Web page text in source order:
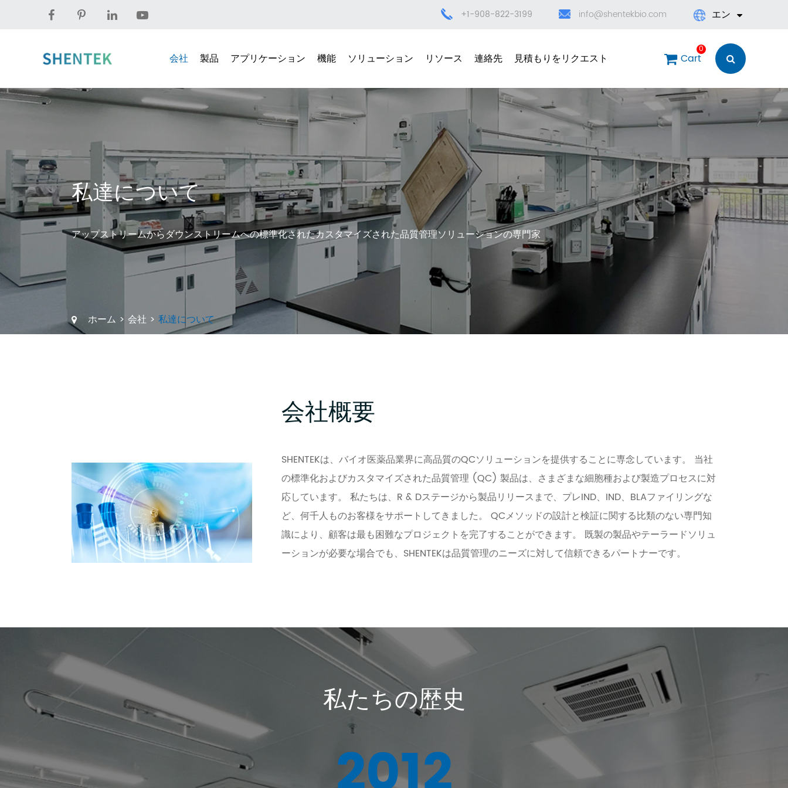
+1-908-822-3199 info@shentekbio.com
エン
한국어
Deutsch
Español
会社 製品 アプリケーション 機能 ソリューション リソース 連絡先 見積もりをリクエスト Cart
0
ホーム 会社 私達について
私達について
アップストリームからダウンストリームへの標準化されたカスタマイズされた品質管理ソリューションの専門家
会社概要
SHENTEKは、バイオ医薬品業界に高品質のQCソリューションを提供することに専念しています。 当社
の標準化およびカスタマイズされた品質管理 (QC) 製品は、さまざまな細胞種および製造プロセスに対
応しています。 私たちは、R & Dステージから製品リリースまで、プレIND、IND、BLAファイリングな
ど、何千人ものお客様をサポートしてきました。 QCメソッドの設計と検証に関する比類のない専門知
識により、顧客は最も困難なプロジェクトを完了することができます。 既製の製品やテーラードソリュ
ーションが必要な場合でも、SHENTEKは品質管理のニーズに対して信頼できるパートナーです。
私たちの歴史